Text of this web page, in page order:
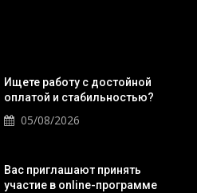
Ищете работу с достойной
оплатой и стабильностью?
05/08/2026
Вас приглашают принять
участие в online-программе